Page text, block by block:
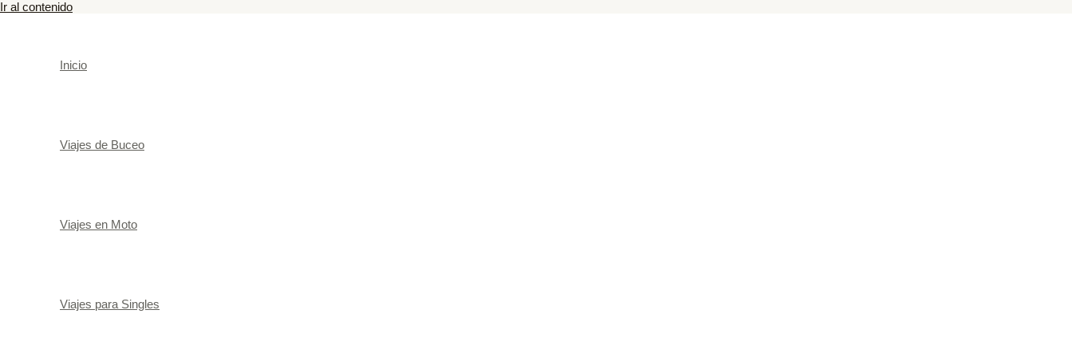
Ir al contenido
Inicio
Viajes de Buceo
Viajes en Moto
Viajes para Singles